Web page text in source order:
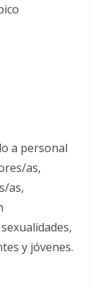
a personal
as,
as,
y jóvenes.